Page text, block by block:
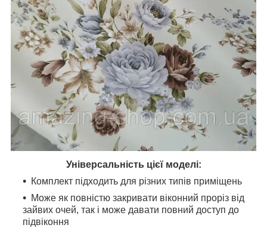
Універсальність цієї моделі:
Комплект підходить для різних типів приміщень
Може як повністю закривати віконний проріз від
зайвих очей, так і може давати повний доступ до
підвіконня